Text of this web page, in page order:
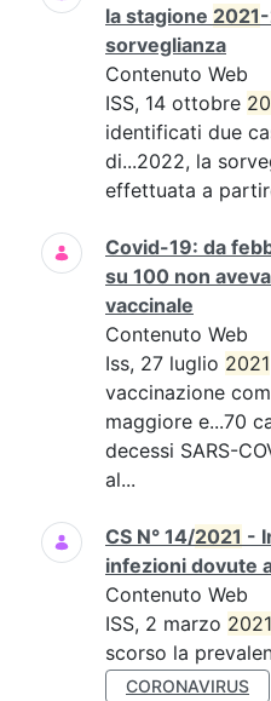
la stagione 2021
sorveglianza
Contenuto Web
ISS, 14 ottobre
identificati due
di...2022, la
effettuata a
Covid-19: da
su 100 non
vaccinale
Contenuto Web
Iss, 27 luglio 2021
vaccinazione
maggiore e...70
decessi SARS-
al...
CS N° 14/2021 -
infezioni dovute
Contenuto Web
ISS, 2 marzo 2021
scorso la
CORONAVIRUS